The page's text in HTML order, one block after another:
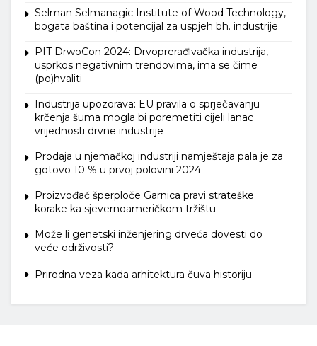
Selman Selmanagic Institute of Wood Technology,
bogata baština i potencijal za uspjeh bh. industrije
PIT DrwoCon 2024: Drvoprerađivačka industrija,
usprkos negativnim trendovima, ima se čime
(po)hvaliti
Industrija upozorava: EU pravila o sprječavanju
krčenja šuma mogla bi poremetiti cijeli lanac
vrijednosti drvne industrije
Prodaja u njemačkoj industriji namještaja pala je za
gotovo 10 % u prvoj polovini 2024
Proizvođač šperploče Garnica pravi strateške
korake ka sjevernoameričkom tržištu
Može li genetski inženjering drveća dovesti do
veće održivosti?
Prirodna veza kada arhitektura čuva historiju